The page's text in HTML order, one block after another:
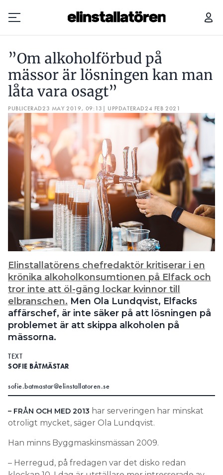
Prenumerera
Hantera prenumeration
Lediga jobb
Annonsera
Läs E-tidningen
Om tidningen
Kontakt
Personuppgifter
Search for:
SEARCH
”Om alkoholförbud på
mässor är lösningen kan man
låta vara osagt”
PUBLICERAD23 MAY 2019, 09:13 | UPPDATERAD24 FEB 2021
Elinstallatörens chefredaktör kritiserar i en
krönika alkoholkonsumtionen på Elfack och
tror inte att öl-gäng lockar kvinnor till
elbranschen. Men Ola Lundqvist, Elfacks
affärschef, är inte säker på att lösningen på
problemet är att skippa alkoholen på
mässorna.
TEXT
SOFIE BÅTMÄSTAR
sofie.batmastar@elinstallatoren.se
– FRÅN OCH MED 2013 har serveringen har minskat
otroligt mycket, säger Ola Lundqvist.
Han minns Byggmaskinsmässan 2009.
– Herregud, på fredagen var det disko redan